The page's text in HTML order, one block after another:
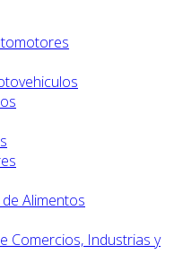
Alimentos
Comercios, Industrias y